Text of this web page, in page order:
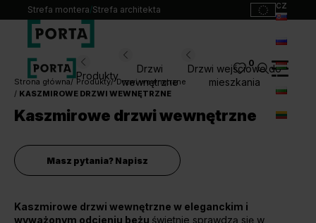
Strefa montera/Strefa architekta cz
hu
Produkty
Drzwi
wewnętrzne
Drzwi wejściowe do
mieszkania
0
Wybierz swoje drzwi
Produkty
Monterzy
Strona główna Produkty
Drzwi wewnętrzne
KASZMIROWE DRZWI WEWNĘTRZNE
Kaszmirowe drzwi wewnętrzne
Masz pytania? Napisz
Kaszmirowe drzwi wewnętrzne w eleganckim i
wyważonym odcieniu beżu świetnie sprawdzą się w